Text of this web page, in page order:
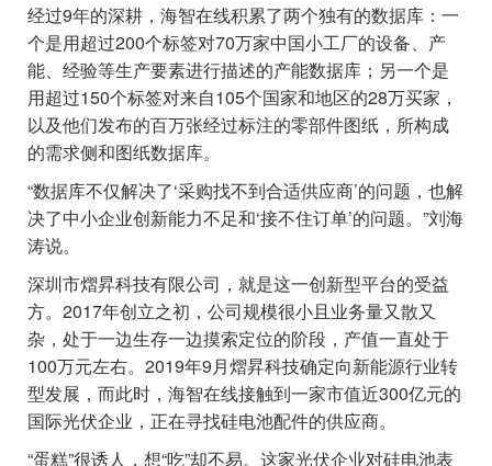
经过9年的深耕，海智在线积累了两个独有的数据库：一
个是用超过200个标签对70万家中国小工厂的设备、产
能、经验等生产要素进行描述的产能数据库；另一个是
用超过150个标签对来自105个国家和地区的28万买家，
以及他们发布的百万张经过标注的零部件图纸，所构成
的需求侧和图纸数据库。
“数据库不仅解决了‘采购找不到合适供应商’的问题，也解
决了中小企业创新能力不足和‘接不住订单’的问题。”刘海
涛说。
深圳市熠昇科技有限公司，就是这一创新型平台的受益
方。2017年创立之初，公司规模很小且业务量又散又
杂，处于一边生存一边摸索定位的阶段，产值一直处于
100万元左右。2019年9月熠昇科技确定向新能源行业转
型发展，而此时，海智在线接触到一家市值近300亿元的
国际光伏企业，正在寻找硅电池配件的供应商。
“蛋糕”很诱人，想“吃”却不易。这家光伏企业对硅电池表